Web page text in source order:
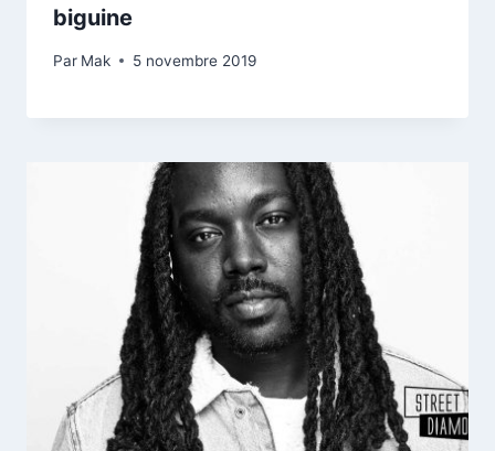
biguine
Par Mak 5 novembre 2019